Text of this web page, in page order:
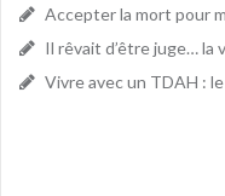
Accepter la mort pour
Il rêvait d’être juge… la
Vivre avec un TDAH :